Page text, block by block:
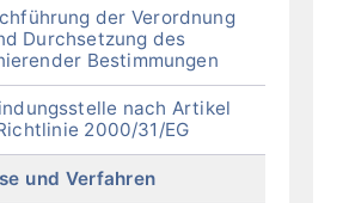
der Verordnung
Durchsetzung des
Bestimmungen
nach Artikel
2000/31/EG
und Verfahren